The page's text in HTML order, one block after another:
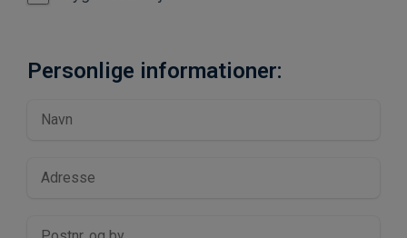
Personlige informationer: